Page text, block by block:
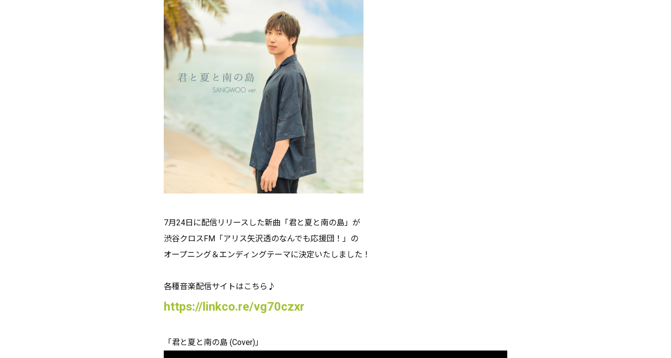
7月24日に配信リリースした新曲「君と夏と南の島」が
渋谷クロスFM「アリス矢沢透のなんでも応援団！」の
オープニング＆エンディングテーマに決定いたしました！
各種音楽配信サイトはこちら♪
https://linkco.re/vg70czxr
「君と夏と南の島 (Cover)」